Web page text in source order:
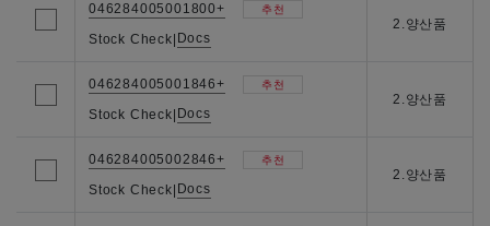
046284005001800+ 추천
Stock Check| Docs
2.양산품
046284005001846+ 추천
Stock Check| Docs
2.양산품
046284005002846+ 추천
Stock Check| Docs
2.양산품